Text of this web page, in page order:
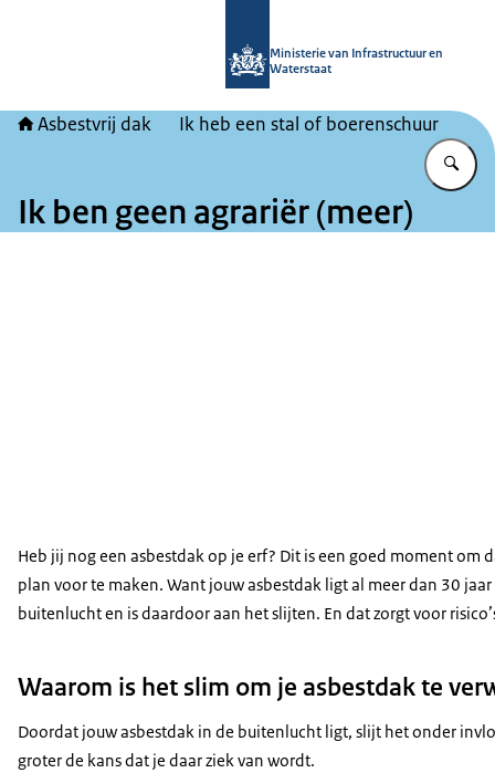
Ministerie van Infrastructuur en
Waterstaat
Asbestvrij dak Ik heb een stal of boerenschuur
Ik ben geen agrariër (meer)
Heb jij nog een asbestdak op je erf? Dit is een goed moment om
plan voor te maken. Want jouw asbestdak ligt al meer dan 30
buitenlucht en is daardoor aan het slijten. En dat zorgt voor
Waarom is het slim om je asbestdak te
Doordat jouw asbestdak in de buitenlucht ligt, slijt het onder
groter de kans dat je daar ziek van wordt.